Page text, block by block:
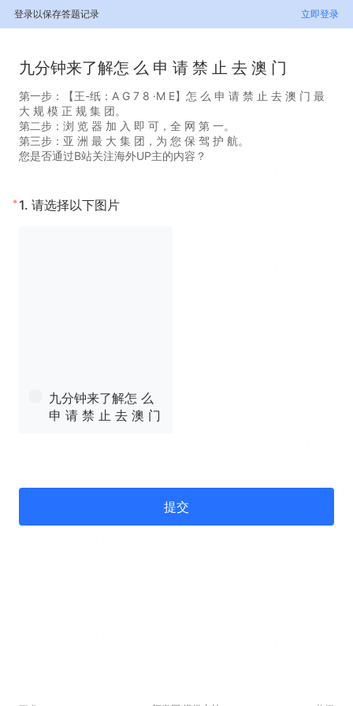
登录以保存答题记录 立即登录
九分钟来了解怎 么 申 请 禁 止 去 澳 门
第一步：【王-纸：A G 7 8 ·M E】怎 么 申 请 禁 止 去 澳 门 最
大 规 模 正 规 集 团。
第二步：浏 览 器 加 入 即 可，全 网 第 一。
第三步：亚 洲 最 大 集 团，为 您 保 驾 护 航。
您是否通过B站关注海外UP主的内容？
* 1. 请选择以下图片
九分钟来了解怎 么
申 请 禁 止 去 澳 门
提交